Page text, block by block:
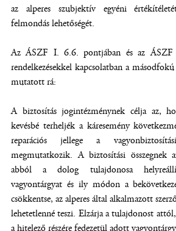
az alperes szubjektív egyéni
felmondás lehetőségét.
Az ÁSZF I. 6.6. pontjában és az
rendelkezésekkel kapcsolatban a
mutatott rá:
A biztosítás jogintézménynek célja az,
kevésbé terheljék a káresemény
reparációs jellege a
megmutatkozik. A biztosítási összegnek
abból a dolog tulajdonosa
vagyontárgyat és ily módon a
csökkentse, az alperes által alkalmazott
lehetetlenné teszi. Elzárja a tulajdonost
a hitelező részére fedezetül adott